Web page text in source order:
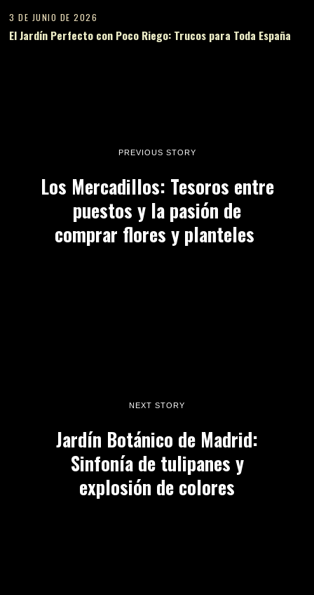
3 DE JUNIO DE 2026
El Jardín Perfecto con Poco Riego: Trucos para Toda España
PREVIOUS STORY
Los Mercadillos: Tesoros entre
puestos y la pasión de
comprar flores y planteles
NEXT STORY
Jardín Botánico de Madrid:
Sinfonía de tulipanes y
explosión de colores